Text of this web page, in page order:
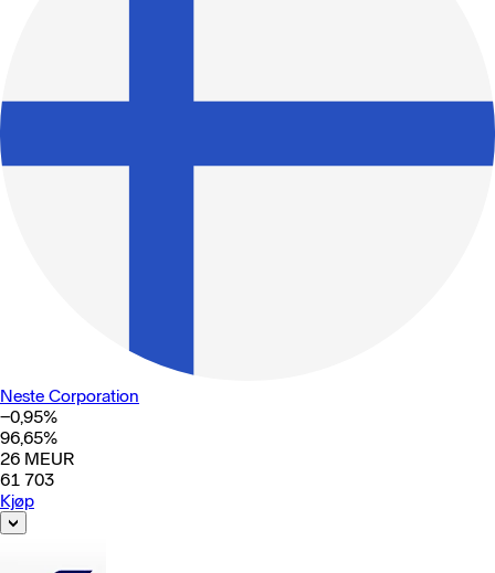
Neste Corporation
−0,95%
96,65%
26 MEUR
61 703
Kjøp